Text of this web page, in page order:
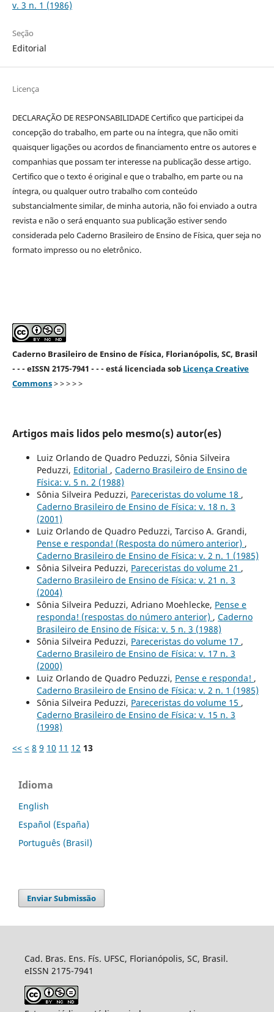
v. 3 n. 1 (1986)
Seção
Editorial
Licença
DECLARAÇÃO DE RESPONSABILIDADE Certifico que participei da
concepção do trabalho, em parte ou na íntegra, que não omiti
quaisquer ligações ou acordos de financiamento entre os autores e
companhias que possam ter interesse na publicação desse artigo.
Certifico que o texto é original e que o trabalho, em parte ou na
íntegra, ou qualquer outro trabalho com conteúdo
substancialmente similar, de minha autoria, não foi enviado a outra
revista e não o será enquanto sua publicação estiver sendo
considerada pelo Caderno Brasileiro de Ensino de Física, quer seja no
formato impresso ou no eletrônico.
Caderno Brasileiro de Ensino de Física, Florianópolis, SC, Brasil
- - - eISSN 2175-7941 - - - está licenciada sob Licença Creative
Commons> > > > >
Artigos mais lidos pelo mesmo(s) autor(es)
Luiz Orlando de Quadro Peduzzi, Sônia Silveira
Peduzzi, Editorial , Caderno Brasileiro de Ensino de
Física: v. 5 n. 2 (1988)
Sônia Silveira Peduzzi, Pareceristas do volume 18 ,
Caderno Brasileiro de Ensino de Física: v. 18 n. 3
(2001)
Luiz Orlando de Quadro Peduzzi, Tarciso A. Grandi,
Pense e responda! (Resposta do número anterior) ,
Caderno Brasileiro de Ensino de Física: v. 2 n. 1 (1985)
Sônia Silveira Peduzzi, Pareceristas do volume 21 ,
Caderno Brasileiro de Ensino de Física: v. 21 n. 3
(2004)
Sônia Silveira Peduzzi, Adriano Moehlecke, Pense e
responda! (respostas do número anterior) , Caderno
Brasileiro de Ensino de Física: v. 5 n. 3 (1988)
Sônia Silveira Peduzzi, Pareceristas do volume 17 ,
Caderno Brasileiro de Ensino de Física: v. 17 n. 3
(2000)
Luiz Orlando de Quadro Peduzzi, Pense e responda! ,
Caderno Brasileiro de Ensino de Física: v. 2 n. 1 (1985)
Sônia Silveira Peduzzi, Pareceristas do volume 15 ,
Caderno Brasileiro de Ensino de Física: v. 15 n. 3
(1998)
<< < 8 9 10 11 12 13
Idioma
English
Español (España)
Português (Brasil)
Enviar Submissão
Cad. Bras. Ens. Fís. UFSC, Florianópolis, SC, Brasil.
eISSN 2175-7941